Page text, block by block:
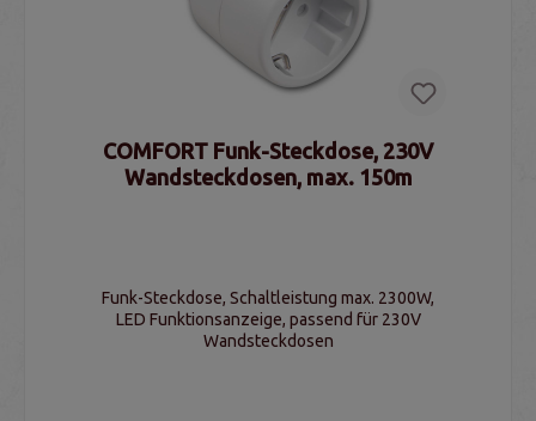
COMFORT Funk-Steckdose, 230V
Wandsteckdosen, max. 150m
Funk-Steckdose, Schaltleistung max. 2300W,
LED Funktionsanzeige, passend für 230V
Wandsteckdosen